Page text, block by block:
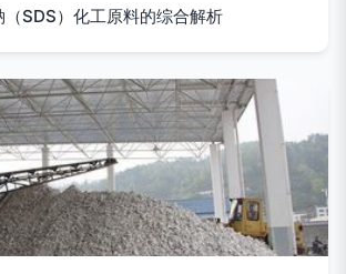
SDS）化工原料的综合解析